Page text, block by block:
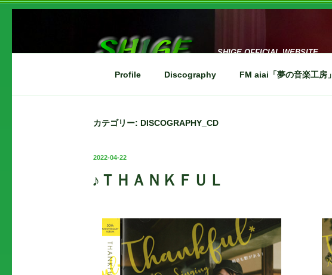
ン
SHIGE OFFICIAL WEBSITE
Profile Discography FM aiai「夢の音楽工房」
カテゴリー: DISCOGRAPHY_CD
投
日:
2022-04-22
♪ＴＨＡＮＫＦＵＬ